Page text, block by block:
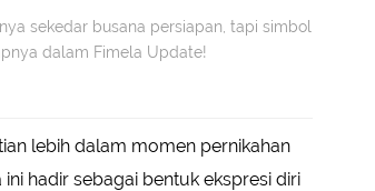
sekedar busana persiapan, tapi simbol
dalam Fimela Update!
lebih dalam momen pernikahan
hadir sebagai bentuk ekspresi diri